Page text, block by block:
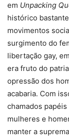
em Unpacking
histórico
movimentos
surgimento do
libertação gay,
era fruto do
opressão dos
acabaria. Com
chamados
mulheres e
manter a